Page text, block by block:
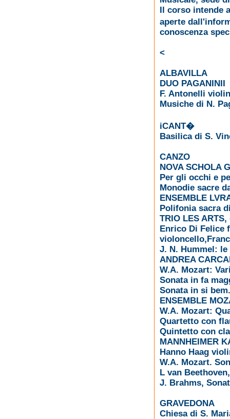
Il corso intende
aperte
conoscenza
<
ALBAVILLA
DUO PAGANINII
F. Antonelli
Musiche di N.
iCANT�
Basilica di S.
CANZO
NOVA SCHOLA
Per gli occhi e
Monodie sacre
ENSEMBLE
Polifonia sacra
TRIO LES
Enrico Di Felice
J. N. Hummel:
ANDREA
W.A. Mozart:
Sonata in fa
Sonata in si
ENSEMBLE
W.A. Mozart:
Quartetto con
Quintetto con
MANNHEIMER
Hanno Haag
W.A. Mozart.
L van
J. Brahms,
GRAVEDONA
Chiesa di S.